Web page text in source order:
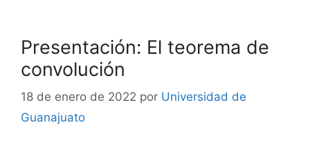
Presentación: El teorema de
convolución
18 de enero de 2022 por Universidad de
Guanajuato